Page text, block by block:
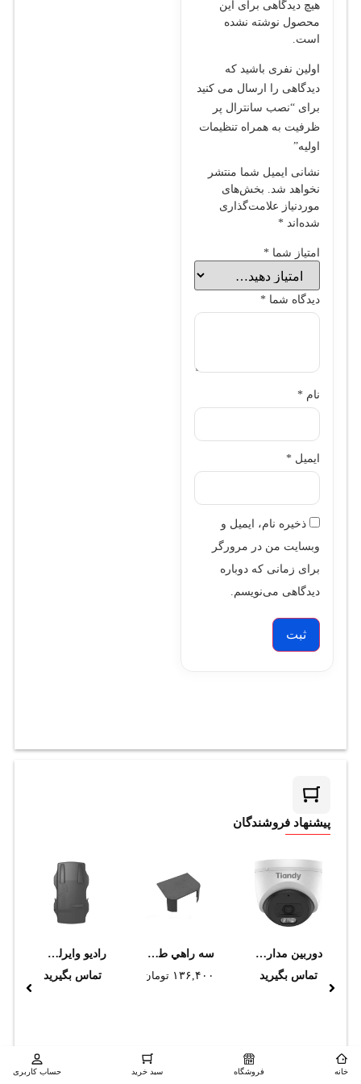
هیچ دیدگاهی برای این
محصول نوشته نشده
است.
اولین نفری باشید که
دیدگاهی را ارسال می کنید
برای “نصب سانترال پر
ظرفیت به همراه تنظیمات
اولیه”
نشانی ایمیل شما منتشر
نخواهد شد. بخش‌های
موردنیاز علامت‌گذاری
شده‌اند *
امتیاز شما *
دیدگاه شما *
نام *
ایمیل *
ذخیره نام، ایمیل و
وبسایت من در مرورگر
برای زمانی که دوباره
دیدگاهی می‌نویسم.
پیشنهاد فروشندگان
دوربین مداربسته تحت شبکه تیاندی مدل TC-C320N I3/E/Y/2.8mm
تماس بگیرید
سه راهي طرح چوب ترانکينگ سوپيتا 50*150
۱۳۶,۴۰۰ تومان
رادیو وایرلس میکروتیک NetMetal 5SHP
تماس بگیرید
خانه فروشگاه سبد خرید حساب کاربری